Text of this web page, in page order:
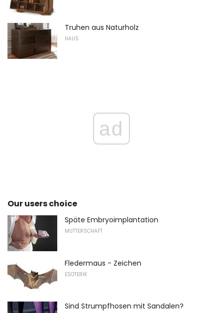
Truhen aus Naturholz
HAUS
ad
Our users choice
Späte Embryoimplantation
MUTTERSCHAFT
Fledermaus - Zeichen
ESOTERIK
Sind Strumpfhosen mit Sandalen?